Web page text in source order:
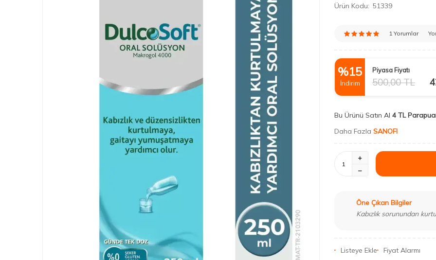
Ürün Kodu: 51339
1 Yorumlar
%15
İndirim
Piyasa Fiyatı
500,00TL
Bu Ürünü Satın Al 4 TL
Daha Fazla SANOFI
Öne Çıkan Bilgiler
Kabızlık sorunundan
Listeye Ekle Fiyat Alarmı